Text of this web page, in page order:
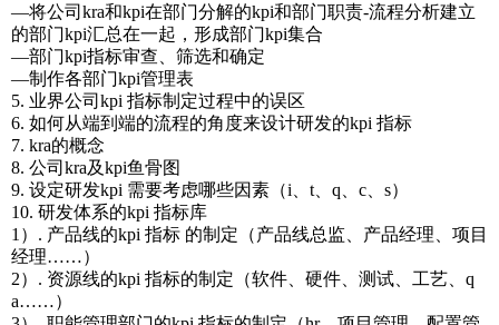
—将公司kra和kpi在部门分解的kpi和部门职责-流程分析建立
的部门kpi汇总在一起，形成部门kpi集合
—部门kpi指标审查、筛选和确定
—制作各部门kpi管理表
5. 业界公司kpi 指标制定过程中的误区
6. 如何从端到端的流程的角度来设计研发的kpi 指标
7. kra的概念
8. 公司kra及kpi鱼骨图
9. 设定研发kpi 需要考虑哪些因素（i、t、q、c、s）
10. 研发体系的kpi 指标库
1）. 产品线的kpi 指标 的制定（产品线总监、产品经理、项目
经理……）
2）. 资源线的kpi 指标的制定（软件、硬件、测试、工艺、q
a……）